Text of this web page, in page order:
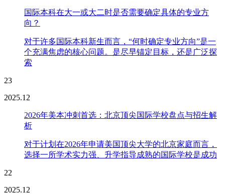
国际本科在大一或大二时是否需要确定具体的专业方
向？
对于许多国际本科新生而言，“何时确定专业方向”是一
个充满焦虑的核心问题。是尽早锚定目标，还是广泛探
索
23
2025.12
2026年美本冲刺首选：北京顶尖国际学校盘点与招生解
析
对于计划在2026年申请美国顶尖大学的北京家庭而言，
选择一所学术实力强、升学指导成熟的国际学校是成功
22
2025.12